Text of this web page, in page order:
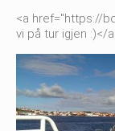
<a href="https://
vi på tur igjen :)</